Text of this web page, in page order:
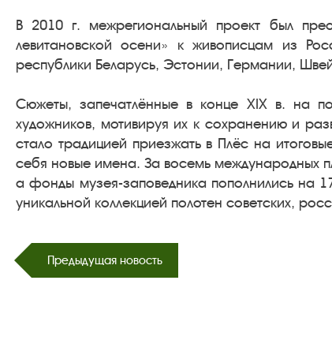
В 2010 г. межрегиональный проект был
левитановской осени» к живописцам из
республики Беларусь, Эстонии, Германии,
Сюжеты, запечатлённые в конце XIX в. на
художников, мотивируя их к сохранению и
стало традицией приезжать в Плёс на
себя новые имена. За восемь международных
а фонды музея-заповедника пополнились на
уникальной коллекцией полотен советских,
Предыдущая новость